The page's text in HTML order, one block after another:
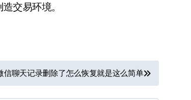
交易环境。
信聊天记录删除了怎么恢复就是这么简单